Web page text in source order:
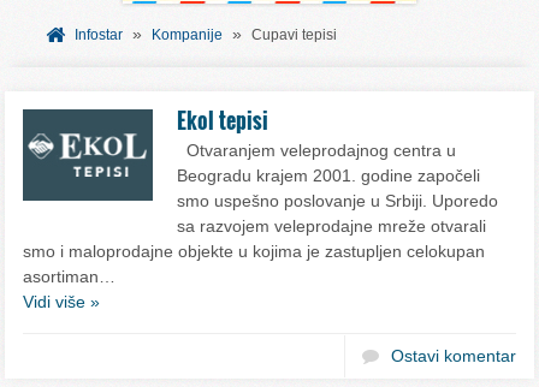
SVET INFORMACIJA
Infostar » Kompanije » Cupavi tepisi
Ekol tepisi
Otvaranjem veleprodajnog centra u
Beogradu krajem 2001. godine započeli
smo uspešno poslovanje u Srbiji. Uporedo
sa razvojem veleprodajne mreže otvarali
smo i maloprodajne objekte u kojima je zastupljen celokupan
asortiman…
Vidi više »
Ostavi komentar